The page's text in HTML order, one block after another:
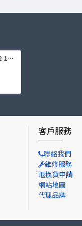
DIVTEK 200mm 浮力燈臂 D52-160 (浮力 -135g, 球頭可拆卸)
客戶服務
聯絡我們
維修服務
退換貨申請
網站地圖
代理品牌